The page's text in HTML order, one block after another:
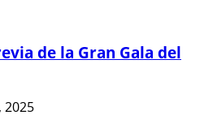
de la Gran Gala del
2025